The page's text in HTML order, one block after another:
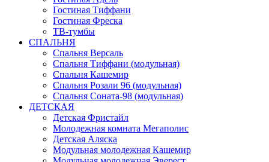
Гостиная Тиффани
Гостиная Фреска
ТВ-тумбы
СПАЛЬНЯ
Спальня Версаль
Спальня Тиффани (модульная)
Спальня Кашемир
Спальня Розали 96 (модульная)
Спальня Соната-98 (модульная)
ДЕТСКАЯ
Детская Фристайл
Молодежная комната Мегаполис
Детская Аляска
Модульная молодежная Кашемир